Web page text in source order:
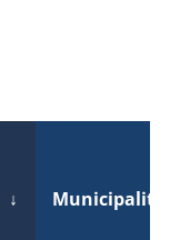
↓ Municipalité